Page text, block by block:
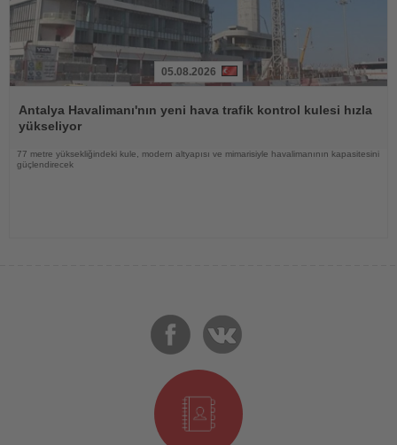
Oku
05.08.2026
Antalya Havalimanı'nın yeni hava trafik kontrol kulesi hızla
yükseliyor
77 metre yüksekliğindeki kule, modern altyapısı ve mimarisiyle havalimanının kapasitesini
güçlendirecek